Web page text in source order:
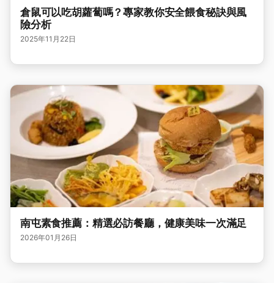
倉鼠可以吃胡蘿蔔嗎？專家教你安全餵食秘訣與風
險分析
2025年11月22日
南屯素食推薦：精選必訪餐廳，健康美味一次滿足
2026年01月26日